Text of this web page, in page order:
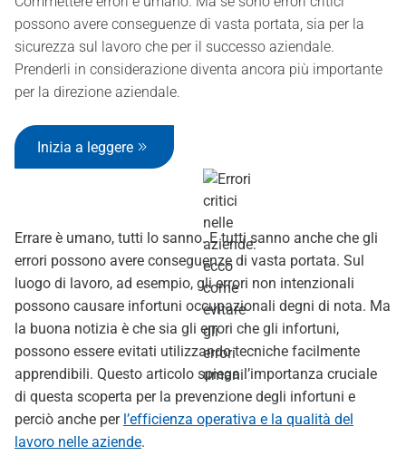
possono avere conseguenze di vasta portata, sia per la
sicurezza sul lavoro che per il successo aziendale.
Prenderli in considerazione diventa ancora più importante
per la direzione aziendale.
Inizia a leggere
Errare è umano, tutti lo sanno. E tutti sanno anche che gli
errori possono avere conseguenze di vasta portata. Sul
luogo di lavoro, ad esempio, gli errori non intenzionali
possono causare infortuni occupazionali degni di nota. Ma
la buona notizia è che sia gli errori che gli infortuni,
possono essere evitati utilizzando tecniche facilmente
apprendibili. Questo articolo spiega l’importanza cruciale
di questa scoperta per la prevenzione degli infortuni e
perciò anche per l’efficienza operativa e la qualità del
lavoro nelle aziende.